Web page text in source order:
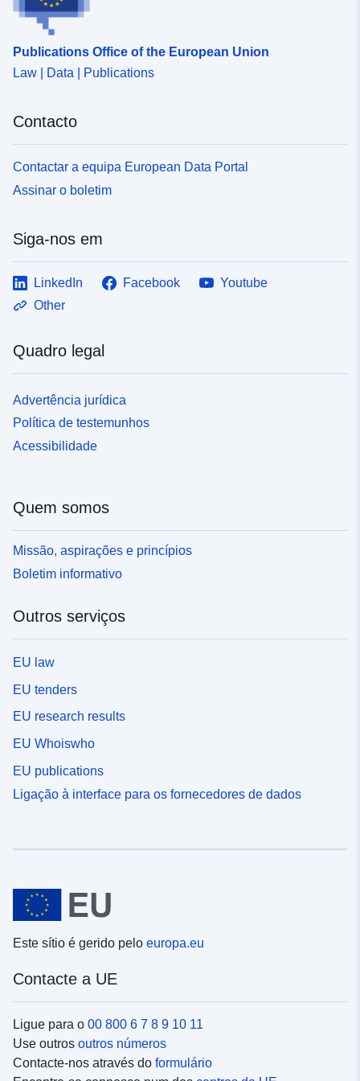
Publications Office of the European Union
Law | Data | Publications
Contacto
Contactar a equipa European Data Portal
Assinar o boletim
Siga-nos em
LinkedIn Facebook
Youtube
Other
Quadro legal
Advertência jurídica
Política de testemunhos
Acessibilidade
Quem somos
Missão, aspirações e princípios
Boletim informativo
Outros serviços
EU law
EU tenders
EU research results
EU Whoiswho
EU publications
Ligação à interface para os fornecedores de dados
Este sítio é gerido pelo europa.eu
Contacte a UE
Ligue para o 00 800 6 7 8 9 10 11
Use outros outros números
Contacte-nos através do formulário